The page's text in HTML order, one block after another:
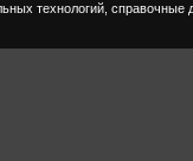
технологий, справочные